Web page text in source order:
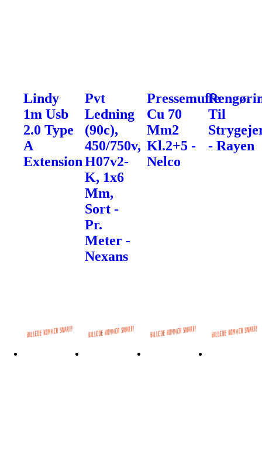
Lindy
1m Usb
2.0 Type
A
Extension
Pvt
Ledning
(90c),
450/750v,
H07v2-
K, 1x6
Mm,
Sort -
Pr.
Meter -
Nexans
Pressemuffe
Cu 70
Mm2
Kl.2+5 -
Nelco
Til
- Rayen